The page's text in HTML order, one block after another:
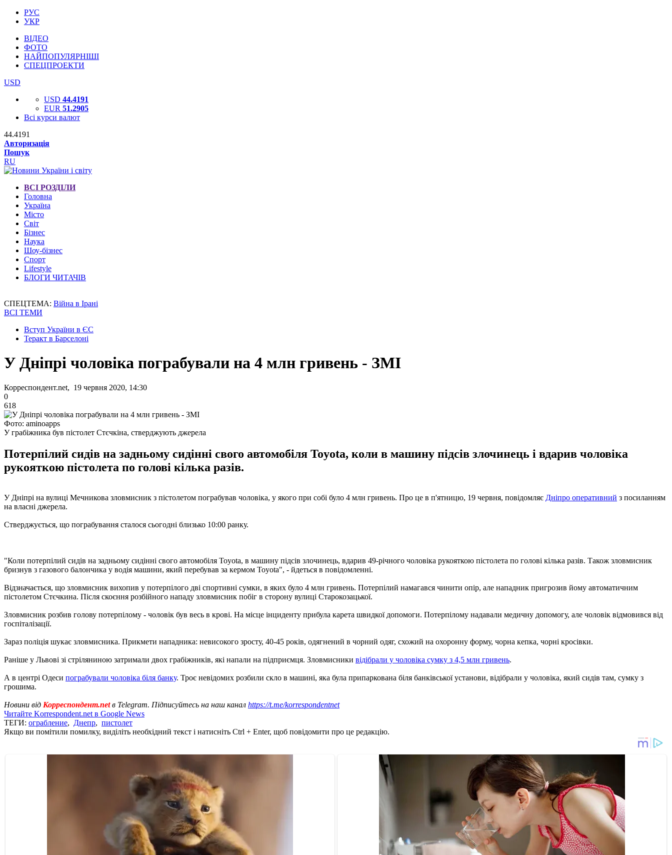
РУС
УКР
ВІДЕО
ФОТО
НАЙПОПУЛЯРНІШІ
СПЕЦПРОЕКТИ
USD
USD 44.4191
EUR 51.2905
Всі курси валют
44.4191
Авторизація
Пошук
RU
ВСІ РОЗДІЛИ
Головна
Україна
Місто
Світ
Бізнес
Наука
Шоу-бізнес
Спорт
Lifestyle
БЛОГИ ЧИТАЧІВ
СПЕЦТЕМА: Війна в Ірані
ВСІ ТЕМИ
Вступ України в ЄС
Теракт в Барселоні
У Дніпрі чоловіка пограбували на 4 млн гривень - ЗМІ
Корреспондент.net, 19 червня 2020, 14:30
0
618
Фото: aminoapps
У грабіжника був пістолет Стєчкіна, стверджують джерела
Потерпілий сидів на задньому сидінні свого автомобіля Toyota, коли в машину підсів злочинець і вдарив чоловіка
рукояткою пістолета по голові кілька разів.
У Дніпрі на вулиці Мечникова зловмисник з пістолетом пограбував чоловіка, у якого при собі було 4 млн гривень. Про це в п'ятницю, 19 червня, повідомляє Дніпро оперативний з посиланням
на власні джерела.
Стверджується, що пограбування сталося сьогодні близько 10:00 ранку.
"Коли потерпілий сидів на задньому сидінні свого автомобіля Toyota, в машину підсів злочинець, вдарив 49-річного чоловіка рукояткою пістолета по голові кілька разів. Також зловмисник
бризнув з газового балончика у водія машини, який перебував за кермом Toyota", - йдеться в повідомленні.
Відзначається, що зловмисник вихопив у потерпілого дві спортивні сумки, в яких було 4 млн гривень. Потерпілий намагався чинити опір, але нападник пригрозив йому автоматичним
пістолетом Стєчкина. Після скоєння розбійного нападу зловмисник побіг в сторону вулиці Старокозацької.
Зловмисник розбив голову потерпілому - чоловік був весь в крові. На місце інциденту прибула карета швидкої допомоги. Потерпілому надавали медичну допомогу, але чоловік відмовився від
госпіталізації.
Зараз поліція шукає зловмисника. Прикмети нападника: невисокого зросту, 40-45 років, одягнений в чорний одяг, схожий на охоронну форму, чорна кепка, чорні кросівки.
Раніше у Львові зі стріляниною затримали двох грабіжників, які напали на підприємця. Зловмисники відібрали у чоловіка сумку з 4,5 млн гривень.
А в центрі Одеси пограбували чоловіка біля банку. Троє невідомих розбили скло в машині, яка була припаркована біля банківської установи, відібрали у чоловіка, який сидів там, сумку з
грошима.
Новини від Корреспондент.netв Telegram. Підписуйтесь на наш канал https://t.me/korrespondentnet
Читайте Korrespondent.net в Google News
ТЕГИ: ограбление, Днепр, пистолет
Якщо ви помітили помилку, виділіть необхідний текст і натисніть Ctrl + Enter, щоб повідомити про це редакцію.